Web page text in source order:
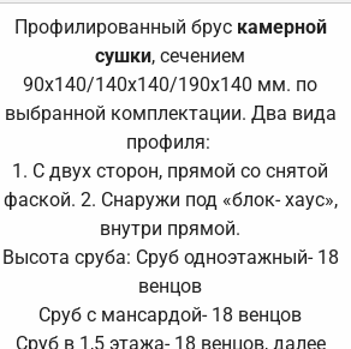
Профилированный брус камерной
сушки, сечением
90х140/140х140/190х140 мм. по
выбранной комплектации. Два вида
профиля:
1. С двух сторон, прямой со снятой
фаской. 2. Снаружи под «блок- хаус»,
внутри прямой.
Высота сруба: Сруб одноэтажный- 18
венцов
Сруб с мансардой- 18 венцов
Сруб в 1,5 этажа- 18 венцов, далее